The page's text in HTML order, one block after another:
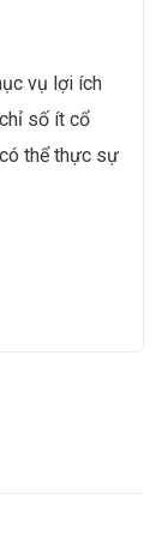
vụ lợi ích
số ít cổ
thể thực sự